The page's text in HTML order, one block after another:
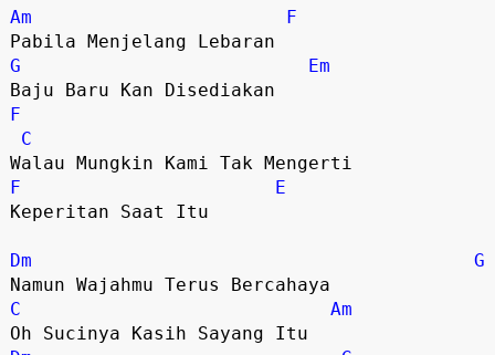
Am
F
Pabila Menjelang Lebaran
G
Em
Baju Baru Kan Disediakan
F
C
Walau Mungkin Kami Tak Mengerti
F
E
Keperitan Saat Itu
Dm
G
Namun Wajahmu Terus Bercahaya
C
Am
Oh Sucinya Kasih Sayang Itu